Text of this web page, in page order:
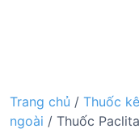
Trang chủ / Thuốc
ngoài / Thuốc